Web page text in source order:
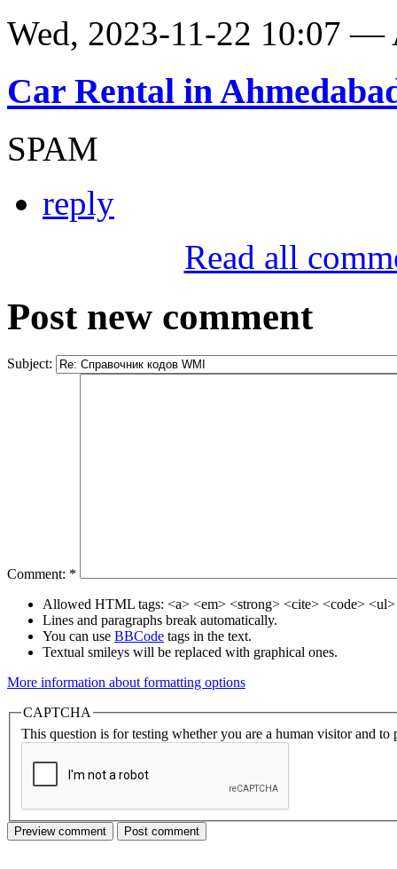
Wed, 2023-11-22 10:07 —
Car Rental in
SPAM
reply
Read all
Post new comment
Subject:
Comment: *
Allowed HTML tags: <a> <em> <strong> <cite> <code>
Lines and paragraphs break automatically.
You can use BBCode tags in the text.
Textual smileys will be replaced with graphical ones.
More information about formatting options
CAPTCHA
This question is for testing whether you are a human visitor and to